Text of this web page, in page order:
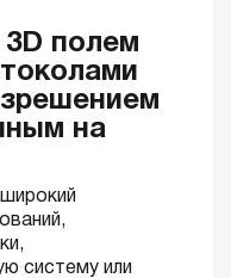
полем
на
систему или